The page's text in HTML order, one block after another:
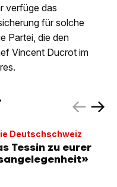
verfüge das
für solche
Partei, die den
Vincent Ducrot im
Deutschschweiz
Tessin zu eurer